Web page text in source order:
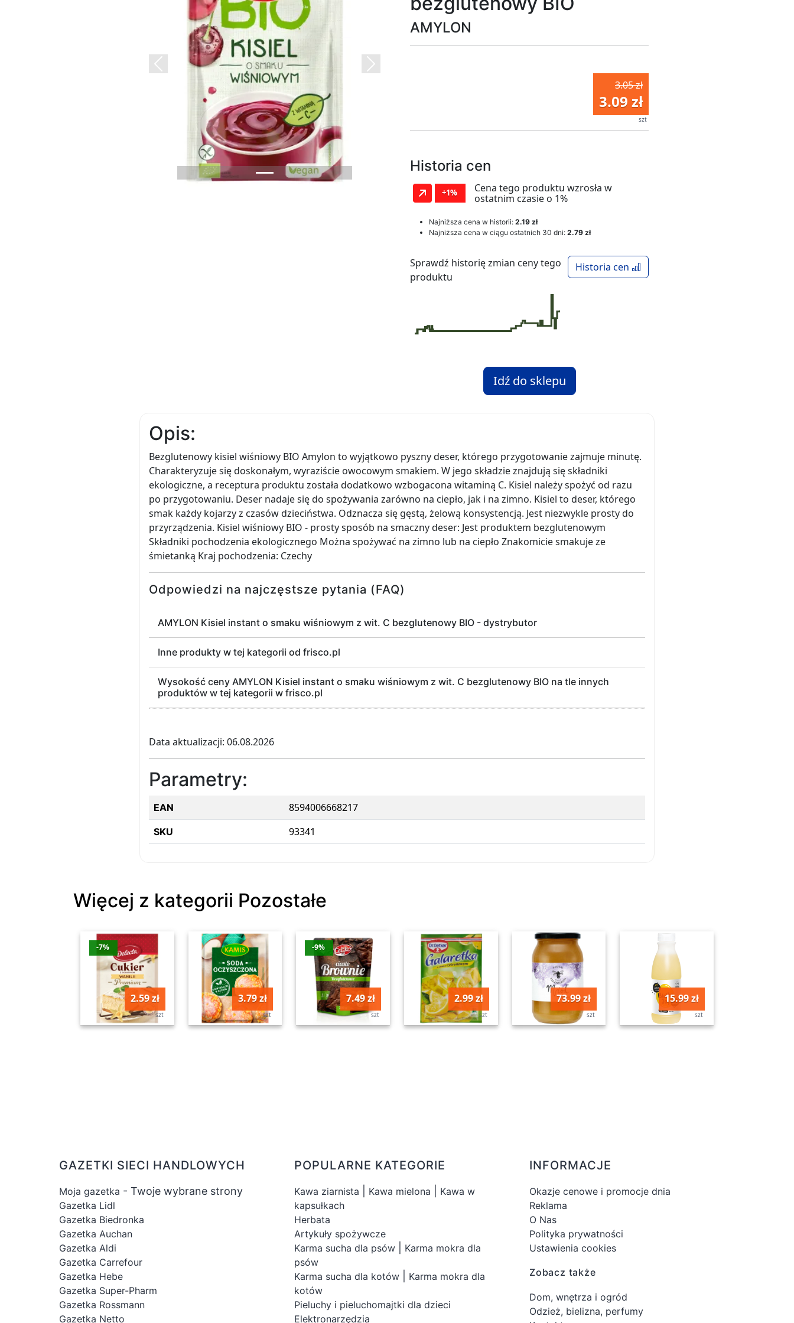
Previous Next
AMYLON
3.05 zł
3.09 zł
szt
Historia cen
+1%
Cena tego produktu wzrosła w
ostatnim czasie o 1%
Najniższa cena w historii: 2.19 zł
Najniższa cena w ciągu ostatnich 30 dni: 2.79 zł
Historia cen
Sprawdź historię zmian ceny tego
produktu
Idź do sklepu
Opis:
Bezglutenowy kisiel wiśniowy BIO Amylon to wyjątkowo pyszny deser, którego przygotowanie zajmuje minutę.
Charakteryzuje się doskonałym, wyraziście owocowym smakiem. W jego składzie znajdują się składniki
ekologiczne, a receptura produktu została dodatkowo wzbogacona witaminą C. Kisiel należy spożyć od razu
po przygotowaniu. Deser nadaje się do spożywania zarówno na ciepło, jak i na zimno. Kisiel to deser, którego
smak każdy kojarzy z czasów dzieciństwa. Odznacza się gęstą, żelową konsystencją. Jest niezwykle prosty do
przyrządzenia. Kisiel wiśniowy BIO - prosty sposób na smaczny deser: Jest produktem bezglutenowym
Składniki pochodzenia ekologicznego Można spożywać na zimno lub na ciepło Znakomicie smakuje ze
śmietanką Kraj pochodzenia: Czechy
Odpowiedzi na najczęstsze pytania (FAQ)
AMYLON Kisiel instant o smaku wiśniowym z wit. C bezglutenowy BIO - dystrybutor
Inne produkty w tej kategorii od frisco.pl
Wysokość ceny AMYLON Kisiel instant o smaku wiśniowym z wit. C bezglutenowy BIO na tle innych
produktów w tej kategorii w frisco.pl
Data aktualizacji: 06.08.2026
Parametry:
EAN 8594006668217
SKU 93341
Więcej z kategorii Pozostałe
-7%
2.59 zł
szt
3.79 zł
szt
-9%
7.49 zł
szt
2.99 zł
szt
73.99 zł
szt
15.99 zł
szt
GAZETKI SIECI HANDLOWYCH
Moja gazetka - Twoje wybrane strony
Gazetka Lidl
Gazetka Biedronka
Gazetka Auchan
Gazetka Aldi
Gazetka Carrefour
Gazetka Hebe
Gazetka Super-Pharm
Gazetka Rossmann
Gazetka Netto
POPULARNE KATEGORIE
Kawa ziarnista Kawa mielona
Kawa w
kapsułkach
Herbata
Artykuły spożywcze
Karma sucha dla psów
Karma mokra dla
psów
Karma sucha dla kotów
Karma mokra dla
kotów
Pieluchy i pieluchomajtki dla dzieci
Elektronarzędzia
INFORMACJE
Okazje cenowe i promocje dnia
Reklama
O Nas
Polityka prywatności
Ustawienia cookies
Zobacz także
Dom, wnętrza i ogród
Odzież, bielizna, perfumy